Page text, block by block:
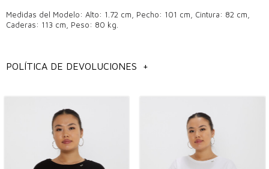
Medidas del Modelo: Alto: 1.72 cm, Pecho: 101 cm, Cintura: 82 cm,
Caderas: 113 cm, Peso: 80 kg.
para todas las estaciones.
ofrece una opción cómoda y elegante. Los modelos de sudaderas,
se han hecho un hueco en los armarios de personas de todos los
estilos. Las sudaderas, que se encuentran entre los productos
preferidos en las boutiques mayoristas, ofrecen comodidad y estilo
que se pueden usar en cualquier entorno.
POLÍTICA DE DEVOLUCIONES +